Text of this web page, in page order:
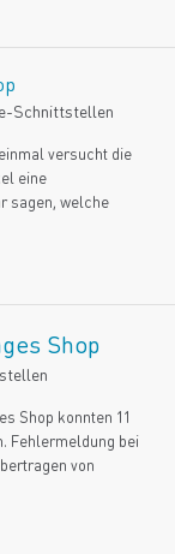
Schnittstellen
versucht die
eine
sagen, welche
Shop
Shop konnten 11
Fehlermeldung bei
von